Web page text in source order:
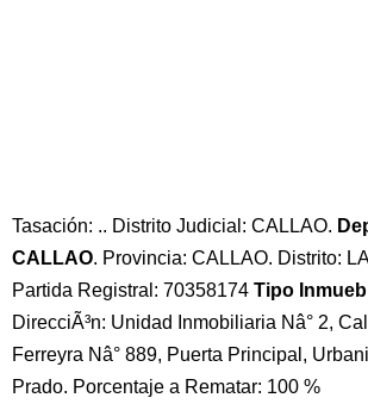
Tasación: .. Distrito Judicial: CALLAO.
CALLAO. Provincia: CALLAO. Distrito:
Partida Registral: 70358174 Tipo
DirecciÃ³n: Unidad Inmobiliaria Nâ° 2,
Ferreyra Nâ° 889, Puerta Principal,
Prado. Porcentaje a Rematar: 100 %